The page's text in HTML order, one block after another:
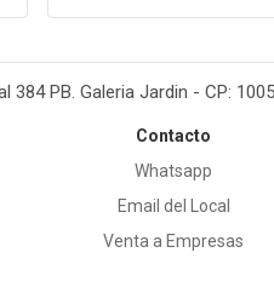
384 PB. Galeria Jardin - CP:
Contacto
Whatsapp
Email del Local
Venta a Empresas